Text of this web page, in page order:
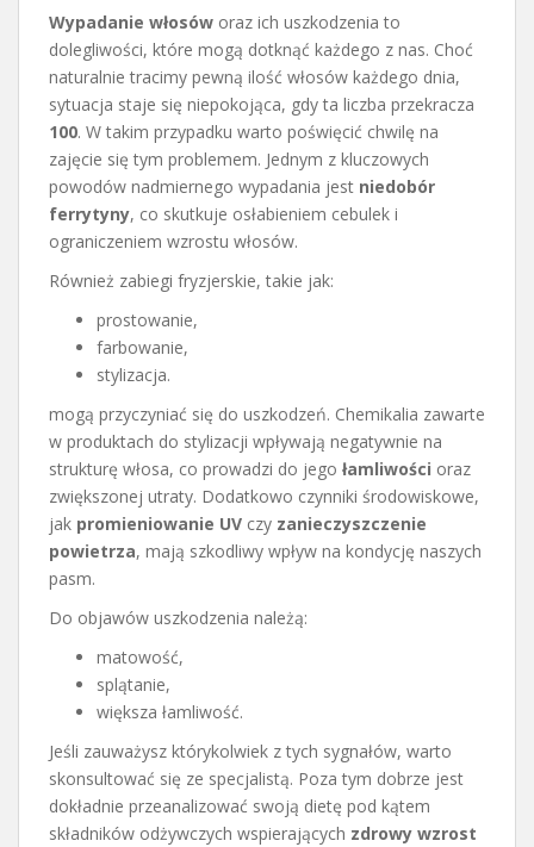
Wypadanie włosów oraz ich uszkodzenia to
dolegliwości, które mogą dotknąć każdego z nas. Choć
naturalnie tracimy pewną ilość włosów każdego dnia,
sytuacja staje się niepokojąca, gdy ta liczba przekracza
100. W takim przypadku warto poświęcić chwilę na
zajęcie się tym problemem. Jednym z kluczowych
powodów nadmiernego wypadania jest niedobór
ferrytyny, co skutkuje osłabieniem cebulek i
ograniczeniem wzrostu włosów.
Również zabiegi fryzjerskie, takie jak:
prostowanie,
farbowanie,
stylizacja.
mogą przyczyniać się do uszkodzeń. Chemikalia zawarte
w produktach do stylizacji wpływają negatywnie na
strukturę włosa, co prowadzi do jego łamliwości oraz
zwiększonej utraty. Dodatkowo czynniki środowiskowe,
jak promieniowanie UV czy zanieczyszczenie
powietrza, mają szkodliwy wpływ na kondycję naszych
pasm.
Do objawów uszkodzenia należą:
matowość,
splątanie,
większa łamliwość.
Jeśli zauważysz którykolwiek z tych sygnałów, warto
skonsultować się ze specjalistą. Poza tym dobrze jest
dokładnie przeanalizować swoją dietę pod kątem
składników odżywczych wspierających zdrowy wzrost